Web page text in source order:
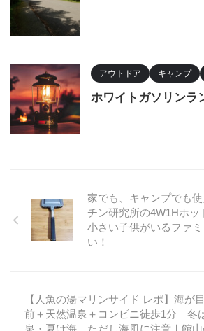
アウトドア キャンプ
ホワイトガソリンラ
家でも、キャンプでも
チン研究所の4W1Hホッ
小さい子供がいるファ
い！
【人魚の湯マリンサイド レポ】海が
前＋天然温泉＋コンビニ徒歩1分｜冬
泉・夏は海、ただし海風に注意｜館